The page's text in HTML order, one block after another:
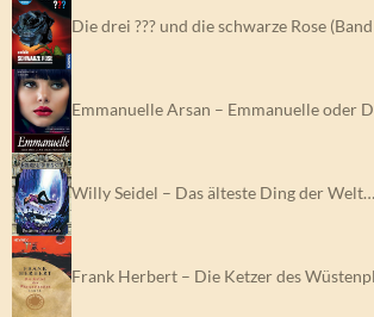
Die drei ??? und die schwarze Rose
Emmanuelle Arsan – Emmanuelle oder
Willy Seidel – Das älteste Ding der Welt…
Frank Herbert – Die Ketzer des